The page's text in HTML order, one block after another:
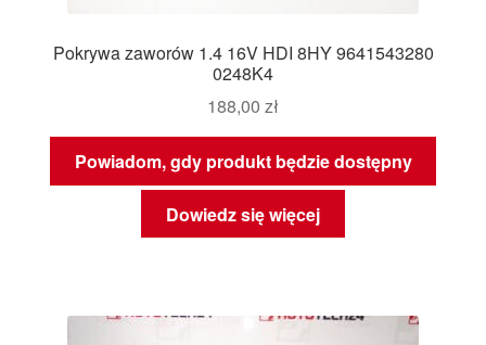
Pokrywa zaworów 1.4 16V HDI 8HY 9641543280
0248K4
188,00 zł
Powiadom, gdy produkt będzie dostępny
Dowiedz się więcej